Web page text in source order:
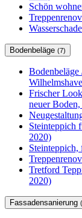
Schön
Bodenbeläge (7)
Bodenbeläge
Frischer
neuer
Steinteppich
2020)
Tretford
2020)
Fassadensanierung